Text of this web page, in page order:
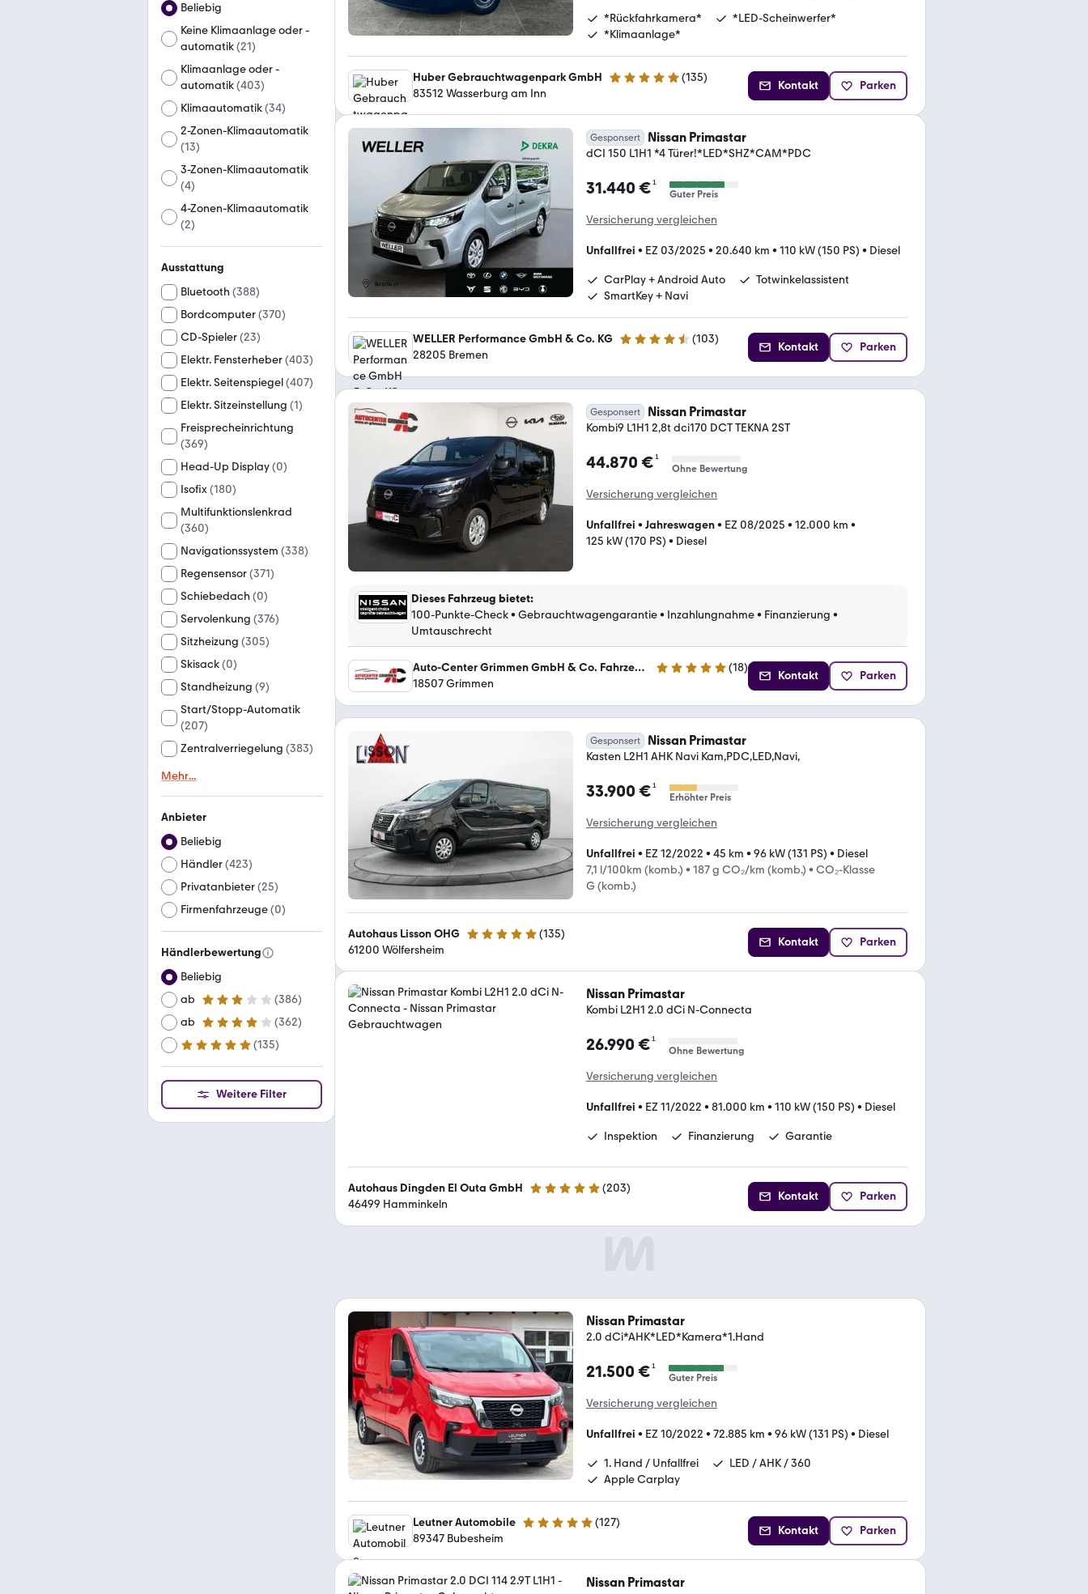
Beliebig
Keine Klimaanlage oder -
automatik(21)
Klimaanlage oder -
automatik(403)
Klimaautomatik(34)
2-Zonen-Klimaautomatik
(13)
3-Zonen-Klimaautomatik
(4)
4-Zonen-Klimaautomatik
(2)
Ausstattung
Bluetooth (388)
Bordcomputer(370)
CD-Spieler(23)
Elektr. Fensterheber(403)
Elektr. Seitenspiegel(407)
Elektr. Sitzeinstellung (1)
Freisprecheinrichtung
(369)
Head-Up Display(0)
Isofix(180)
Multifunktionslenkrad
(360)
Navigationssystem (338)
Regensensor(371)
Schiebedach (0)
Servolenkung (376)
Sitzheizung (305)
Skisack(0)
Standheizung (9)
Start/Stopp-Automatik
(207)
Zentralverriegelung (383)
Mehr...
Anbieter
Beliebig
Händler(423)
Privatanbieter(25)
Firmenfahrzeuge(0)
Händlerbewertung
Beliebig
ab
3 Sterne (386)
ab
4 Sterne (362)
ab
5 Sterne (135)
Weitere Filter
*Rückfahrkamera*
*LED-Scheinwerfer*
*Klimaanlage*
Huber Gebrauchtwagenpark GmbH 5 Sterne (135)
83512 Wasserburg am Inn
Kontakt Parken
Gesponsert Nissan Primastar
dCI 150 L1H1 *4 Türer!*LED*SHZ*CAM*PDC
31.440 €¹
Guter Preis
Versicherung vergleichen
Unfallfrei • EZ 03/2025 • 20.640 km • 110 kW (150 PS) • Diesel
CarPlay + Android Auto
Totwinkelassistent
SmartKey + Navi
WELLER Performance GmbH & Co. KG 4.3 Sterne (103)
28205 Bremen
Kontakt Parken
Gesponsert Nissan Primastar
Kombi9 L1H1 2,8t dci170 DCT TEKNA 2ST
44.870 €¹
Ohne Bewertung
Versicherung vergleichen
Unfallfrei • Jahreswagen• EZ 08/2025 • 12.000 km •
125 kW (170 PS) • Diesel
Dieses Fahrzeug bietet:
100-Punkte-Check• Gebrauchtwagengarantie• Inzahlungnahme• Finanzierung •
Umtauschrecht
Auto-Center Grimmen GmbH & Co. Fahrzeughandel KG 5 Sterne (18)
18507 Grimmen
Kontakt Parken
Gesponsert Nissan Primastar
Kasten L2H1 AHK Navi Kam,PDC,LED,Navi,
33.900 €¹
Erhöhter Preis
Versicherung vergleichen
Unfallfrei • EZ 12/2022 • 45 km • 96 kW (131 PS) • Diesel
7,1 l/100km (komb.) • 187 g CO₂/km (komb.) • CO₂-Klasse
G (komb.)
Autohaus Lisson OHG 4.9 Sterne (135)
61200 Wölfersheim
Kontakt Parken
Nissan Primastar
Kombi L2H1 2.0 dCi N-Connecta
26.990 €¹
Ohne Bewertung
Versicherung vergleichen
Unfallfrei • EZ 11/2022 • 81.000 km • 110 kW (150 PS) • Diesel
Inspektion Finanzierung Garantie
Autohaus Dingden El Outa GmbH 5 Sterne (203)
46499 Hamminkeln
Kontakt Parken
Nissan Primastar
2.0 dCi*AHK*LED*Kamera*1.Hand
21.500 €¹
Guter Preis
Versicherung vergleichen
Unfallfrei • EZ 10/2022 • 72.885 km • 96 kW (131 PS) • Diesel
1. Hand / Unfallfrei
LED / AHK / 360
Apple Carplay
Leutner Automobile 4.9 Sterne (127)
89347 Bubesheim
Kontakt Parken
Nissan Primastar